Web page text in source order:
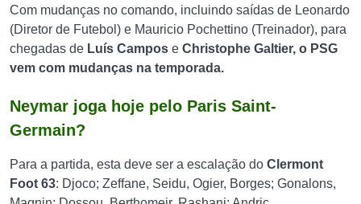
Com mudanças no comando, incluindo saídas de Leonardo
(Diretor de Futebol) e Mauricio Pochettino (Treinador), para
chegadas de Luís Campos e Christophe Galtier, o PSG
vem com mudanças na temporada.
Neymar joga hoje pelo Paris Saint-
Germain?
Para a partida, esta deve ser a escalação do Clermont
Foot 63: Djoco; Zeffane, Seidu, Ogier, Borges; Gonalons,